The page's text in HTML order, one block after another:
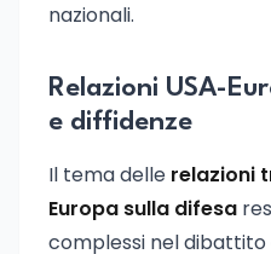
nazionali.
Relazioni USA-
e diffidenze
Il tema delle relazioni
Europa sulla difesa
complessi nel